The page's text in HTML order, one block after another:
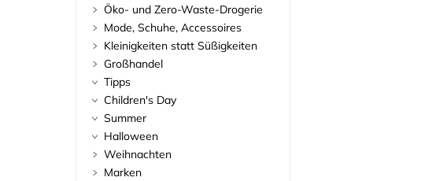
Öko- und Zero-Waste-Drogerie
Mode, Schuhe, Accessoires
Kleinigkeiten statt Süßigkeiten
Großhandel
Tipps
Children's Day
Summer
Halloween
Weihnachten
Marken